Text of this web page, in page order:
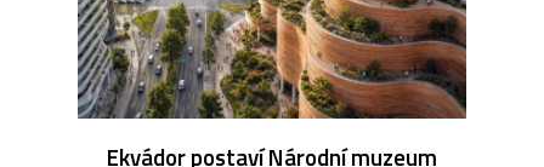
Ekvádor postaví Národní muzeum